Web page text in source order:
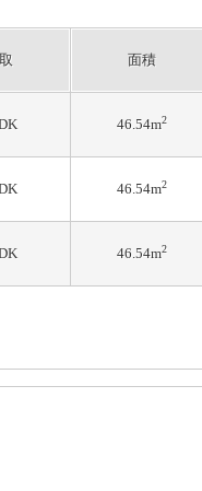
面積
46.54m2
46.54m2
46.54m2